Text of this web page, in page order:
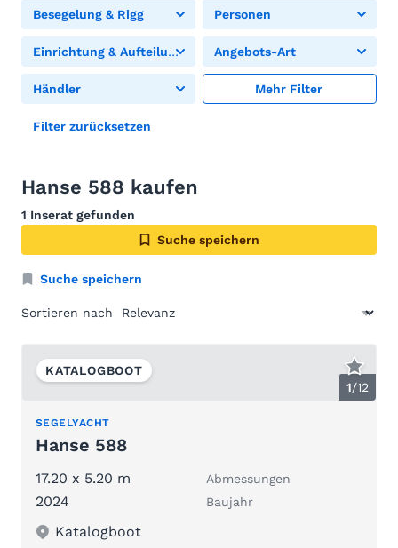
Besegelung & Rigg Personen
Einrichtung & Aufteilung Angebots-Art
Händler Mehr Filter
Filter zurücksetzen
Hanse 588 kaufen
1 Inserat gefunden
Suche speichern
Suche speichern
Sortieren nach
1/12
KATALOGBOOT
SEGELYACHT
Hanse 588
17.20 x 5.20 m Abmessungen
2024 Baujahr
Katalogboot